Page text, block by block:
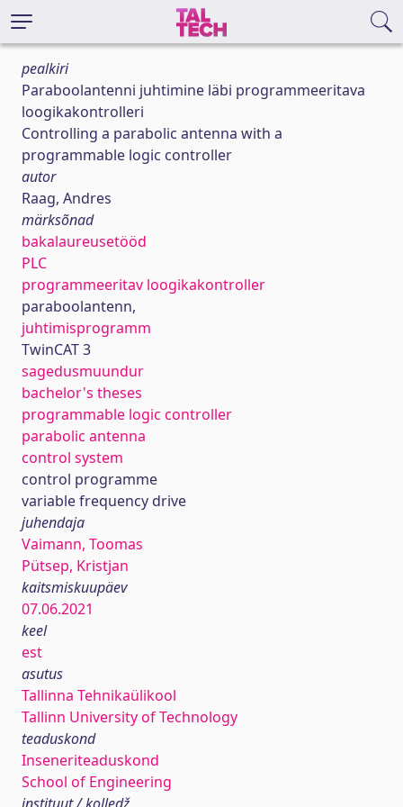
pealkiri
Paraboolantenni juhtimine läbi programmeeritava
loogikakontrolleri
Controlling a parabolic antenna with a
programmable logic controller
autor
Raag, Andres
märksõnad
bakalaureusetööd
PLC
programmeeritav loogikakontroller
paraboolantenn,
juhtimisprogramm
TwinCAT 3
sagedusmuundur
bachelor's theses
programmable logic controller
parabolic antenna
control system
control programme
variable frequency drive
juhendaja
Vaimann, Toomas
Pütsep, Kristjan
kaitsmiskuupäev
07.06.2021
keel
est
asutus
Tallinna Tehnikaülikool
Tallinn University of Technology
teaduskond
Inseneriteaduskond
School of Engineering